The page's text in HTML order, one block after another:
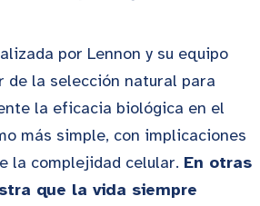
por Lennon y su equipo
de la selección natural para
la eficacia biológica en el
más simple, con implicaciones
la complejidad celular. En otras
que la vida siempre